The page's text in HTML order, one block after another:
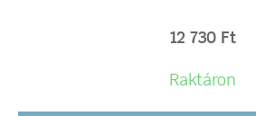
12 730 Ft
Raktáron